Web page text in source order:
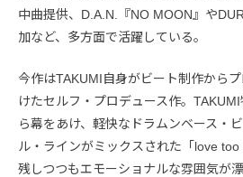
中曲提供、D.A.N.『NO MOON』や
加など、多方面で活躍している。
今作はTAKUMI自身がビート制作から
けたセルフ・プロデュース作。
ら幕をあけ、軽快なドラムンベース・
ル・ラインがミックスされた「love
残しつつもエモーショナルな雰囲気が